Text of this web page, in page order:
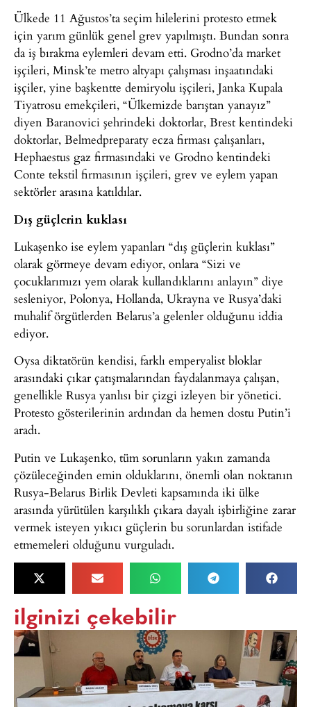
Ülkede 11 Ağustos’ta seçim hilelerini protesto etmek
için yarım günlük genel grev yapılmıştı. Bundan sonra
da iş bırakma eylemleri devam etti. Grodno’da market
işçileri, Minsk’te metro altyapı çalışması inşaatındaki
işçiler, yine başkentte demiryolu işçileri, Janka Kupala
Tiyatrosu emekçileri, “Ülkemizde barıştan yanayız”
diyen Baranovici şehrindeki doktorlar, Brest kentindeki
doktorlar, Belmedpreparaty ecza firması çalışanları,
Hephaestus gaz firmasındaki ve Grodno kentindeki
Conte tekstil firmasının işçileri, grev ve eylem yapan
sektörler arasına katıldılar.
Dış güçlerin kuklası
Lukaşenko ise eylem yapanları “dış güçlerin kuklası”
olarak görmeye devam ediyor, onlara “Sizi ve
çocuklarımızı yem olarak kullandıklarını anlayın” diye
sesleniyor, Polonya, Hollanda, Ukrayna ve Rusya’daki
muhalif örgütlerden Belarus’a gelenler olduğunu iddia
ediyor.
Oysa diktatörün kendisi, farklı emperyalist bloklar
arasındaki çıkar çatışmalarından faydalanmaya çalışan,
genellikle Rusya yanlısı bir çizgi izleyen bir yönetici.
Protesto gösterilerinin ardından da hemen dostu Putin’i
aradı.
Putin ve Lukaşenko, tüm sorunların yakın zamanda
çözüleceğinden emin olduklarını, önemli olan noktanın
Rusya-Belarus Birlik Devleti kapsamında iki ülke
arasında yürütülen karşılıklı çıkara dayalı işbirliğine zarar
vermek isteyen yıkıcı güçlerin bu sorunlardan istifade
etmemeleri olduğunu vurguladı.
ilginizi çekebilir